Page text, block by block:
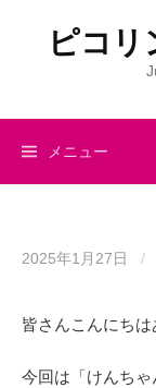
ツ
ピコリ
メニュー
2025年1月27日 /
皆さんこんにち
今回は「けんち